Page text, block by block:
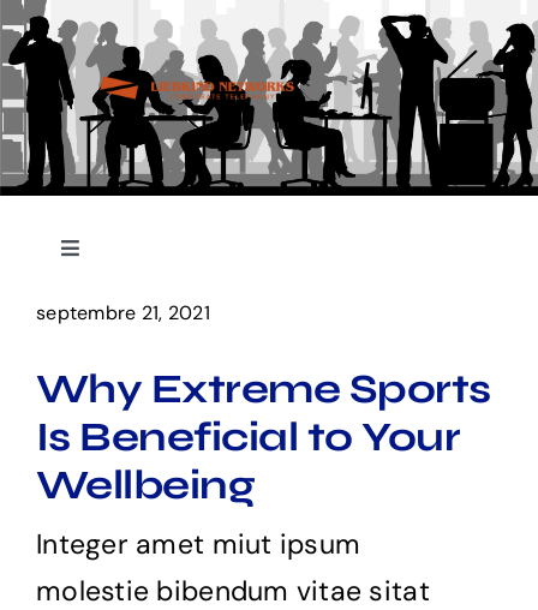
Skip
to
content
Toggle
Accueil
Nos Services
Contact
septembre 21, 2021
Why Extreme Sports
Is Beneficial to Your
Wellbeing
Integer amet miut ipsum
molestie bibendum vitae sitat